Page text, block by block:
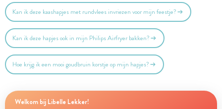
Kan ik deze kaashapjes met rundvlees invriezen voor mijn feestje?
Kan ik deze hapjes ook in mijn Philips Airfryer bakken?
Hoe krijg ik een mooi goudbruin korstje op mijn hapjes?
Welkom bij Libelle Lekker!